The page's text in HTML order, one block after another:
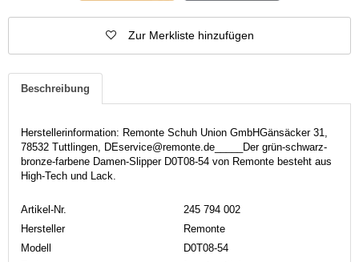
Zur Merkliste hinzufügen
Beschreibung
Herstellerinformation: Remonte Schuh Union GmbHGänsäcker 31,
78532 Tuttlingen, DEservice@remonte.de_____Der grün-schwarz-
bronze-farbene Damen-Slipper D0T08-54 von Remonte besteht aus
High-Tech und Lack.
Artikel-Nr.
245 794 002
Hersteller
Remonte
Modell
D0T08-54